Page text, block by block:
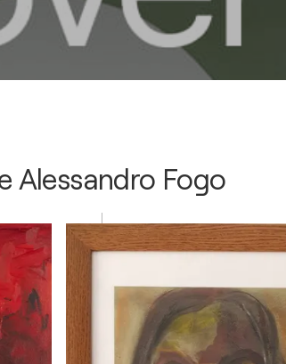
Alessandro Fogo